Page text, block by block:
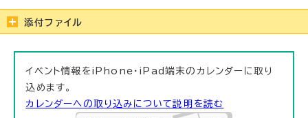
添付ファイル
イベント情報をiPhone・iPad端末のカレンダーに取り
込めます。
カレンダーへの取り込みについて説明を読む